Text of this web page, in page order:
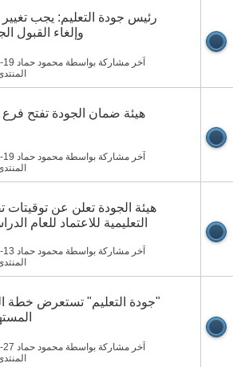
رئيس جودة التعليم: يجب تغيير
وإلغاء القبول
آخر مشاركة بواسطة محمود حماد 19-10-2016
هيئة ضمان الجودة تفتح فرع
آخر مشاركة بواسطة محمود حماد 19-08-2016
هيئة الجودة تعلن عن
التعليمية للاعتماد للعام الدراسي
آخر مشاركة بواسطة محمود حماد 13-08-2016
"جودة التعليم" تستعرض خطة
آخر مشاركة بواسطة محمود حماد 27-07-2016